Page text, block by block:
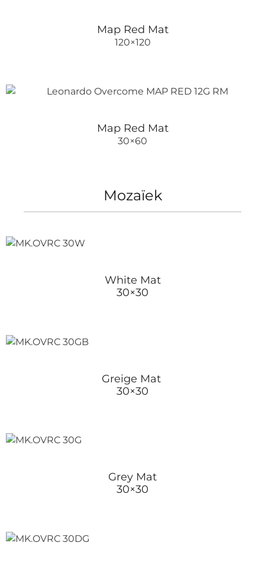
Map Red Mat
120×120
Map Red Mat
30×60
Mozaïek
White Mat
30×30
Greige Mat
30×30
Grey Mat
30×30